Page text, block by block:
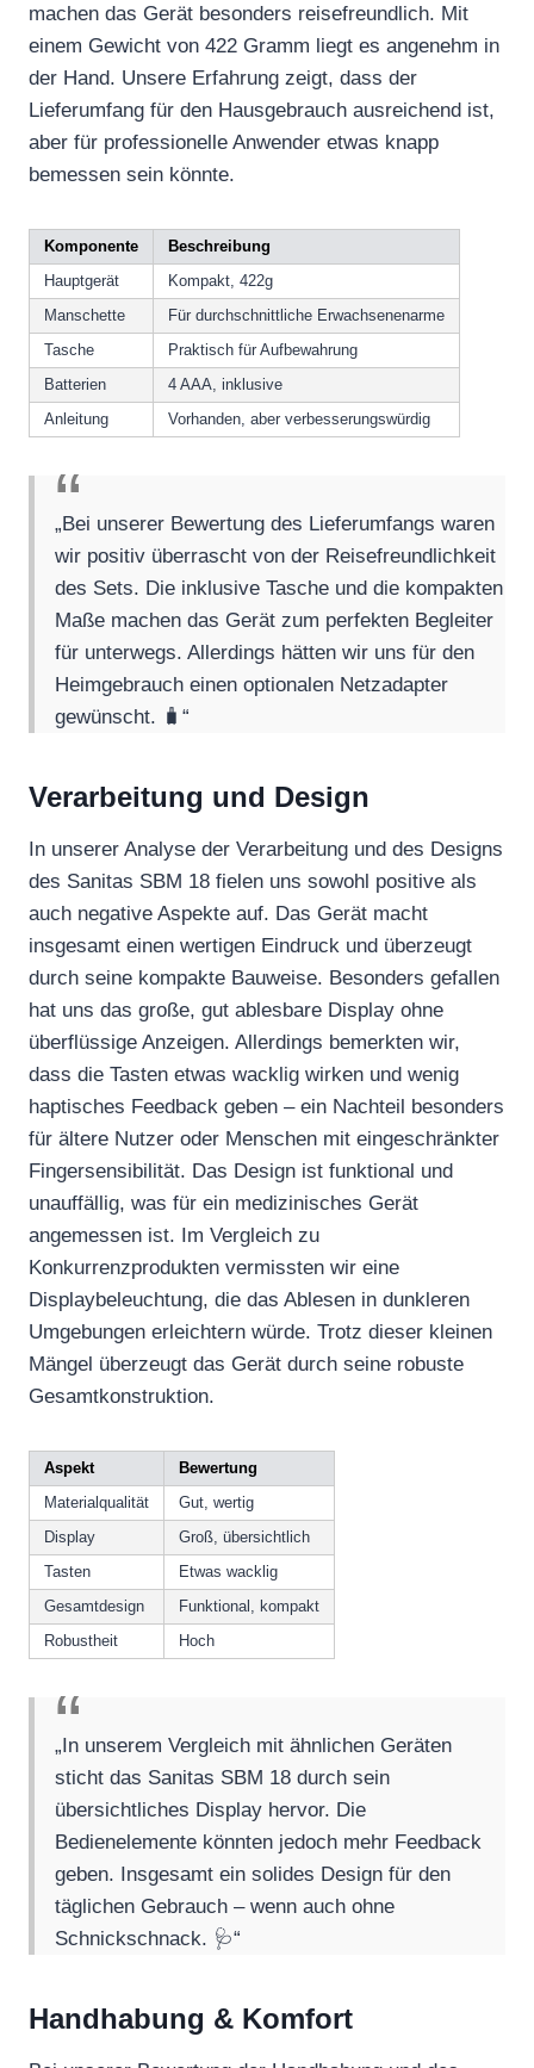
machen das Gerät besonders reisefreundlich. Mit
einem Gewicht von 422 Gramm liegt es angenehm in
der Hand. Unsere Erfahrung zeigt, dass der
Lieferumfang für den Hausgebrauch ausreichend ist,
aber für professionelle Anwender etwas knapp
bemessen sein könnte.
Komponente
Beschreibung
Hauptgerät
Kompakt, 422g
Manschette
Für durchschnittliche Erwachsenenarme
Tasche
Praktisch für Aufbewahrung
Batterien
4 AAA, inklusive
Anleitung
Vorhanden, aber verbesserungswürdig
„Bei unserer Bewertung des Lieferumfangs waren
wir positiv überrascht von der Reisefreundlichkeit
des Sets. Die inklusive Tasche und die kompakten
Maße machen das Gerät zum perfekten Begleiter
für unterwegs. Allerdings hätten wir uns für den
Heimgebrauch einen optionalen Netzadapter
gewünscht. 🧳“
Verarbeitung und Design
In unserer Analyse der Verarbeitung und des Designs
des Sanitas SBM 18 fielen uns sowohl positive als
auch negative Aspekte auf. Das Gerät macht
insgesamt einen wertigen Eindruck und überzeugt
durch seine kompakte Bauweise. Besonders gefallen
hat uns das große, gut ablesbare Display ohne
überflüssige Anzeigen. Allerdings bemerkten wir,
dass die Tasten etwas wacklig wirken und wenig
haptisches Feedback geben – ein Nachteil besonders
für ältere Nutzer oder Menschen mit eingeschränkter
Fingersensibilität. Das Design ist funktional und
unauffällig, was für ein medizinisches Gerät
angemessen ist. Im Vergleich zu
Konkurrenzprodukten vermissten wir eine
Displaybeleuchtung, die das Ablesen in dunkleren
Umgebungen erleichtern würde. Trotz dieser kleinen
Mängel überzeugt das Gerät durch seine robuste
Gesamtkonstruktion.
Aspekt
Bewertung
Materialqualität
Gut, wertig
Display
Groß, übersichtlich
Tasten
Etwas wacklig
Gesamtdesign
Funktional, kompakt
Robustheit
Hoch
„In unserem Vergleich mit ähnlichen Geräten
sticht das Sanitas SBM 18 durch sein
übersichtliches Display hervor. Die
Bedienelemente könnten jedoch mehr Feedback
geben. Insgesamt ein solides Design für den
täglichen Gebrauch – wenn auch ohne
Schnickschnack. 🩺“
Handhabung & Komfort